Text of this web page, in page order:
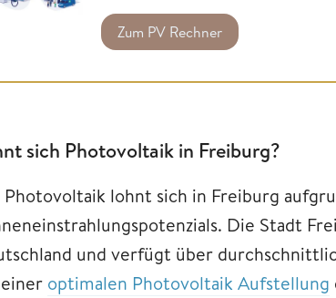
Zum PV Rechner
sich Photovoltaik in Freiburg?
Photovoltaik lohnt sich in Freiburg
Die Stadt
und verfügt über
optimalen Photovoltaik Aufstellung